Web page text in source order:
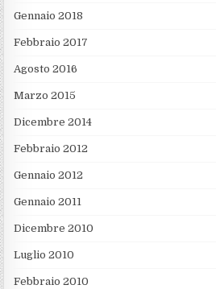
Gennaio 2018
Febbraio 2017
Agosto 2016
Marzo 2015
Dicembre 2014
Febbraio 2012
Gennaio 2012
Gennaio 2011
Dicembre 2010
Luglio 2010
Febbraio 2010